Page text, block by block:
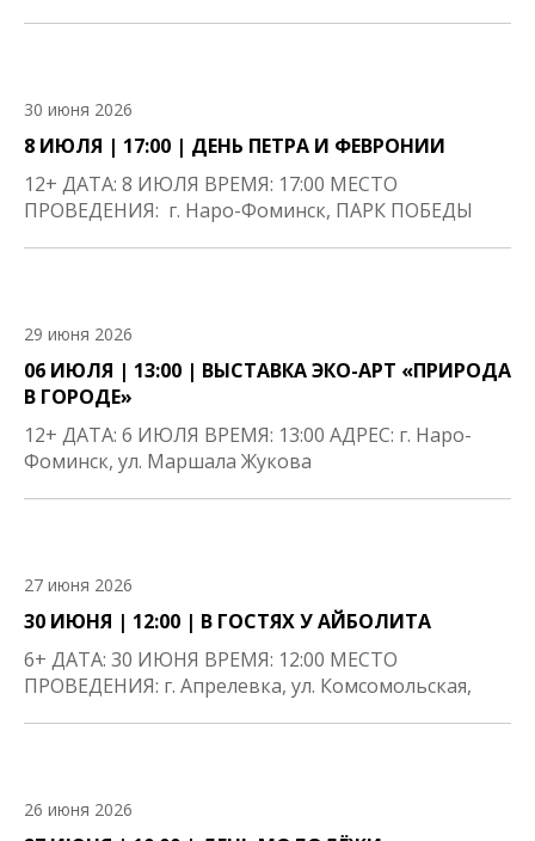
30 июня 2026
8 ИЮЛЯ | 17:00 | ДЕНЬ ПЕТРА И ФЕВРОНИИ
12+ ДАТА: 8 ИЮЛЯ ВРЕМЯ: 17:00 МЕСТО
ПРОВЕДЕНИЯ: г. Наро-Фоминск, ПАРК ПОБЕДЫ
29 июня 2026
06 ИЮЛЯ | 13:00 | ВЫСТАВКА ЭКО-АРТ «ПРИРОДА
В ГОРОДЕ»
12+ ДАТА: 6 ИЮЛЯ ВРЕМЯ: 13:00 АДРЕС: г. Наро-
Фоминск, ул. Маршала Жукова
27 июня 2026
30 ИЮНЯ | 12:00 | В ГОСТЯХ У АЙБОЛИТА
6+ ДАТА: 30 ИЮНЯ ВРЕМЯ: 12:00 МЕСТО
ПРОВЕДЕНИЯ: г. Апрелевка, ул. Комсомольская,
26 июня 2026